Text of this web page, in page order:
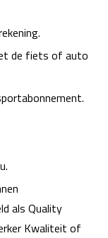
de fiets of auto
als Quality
Kwaliteit of